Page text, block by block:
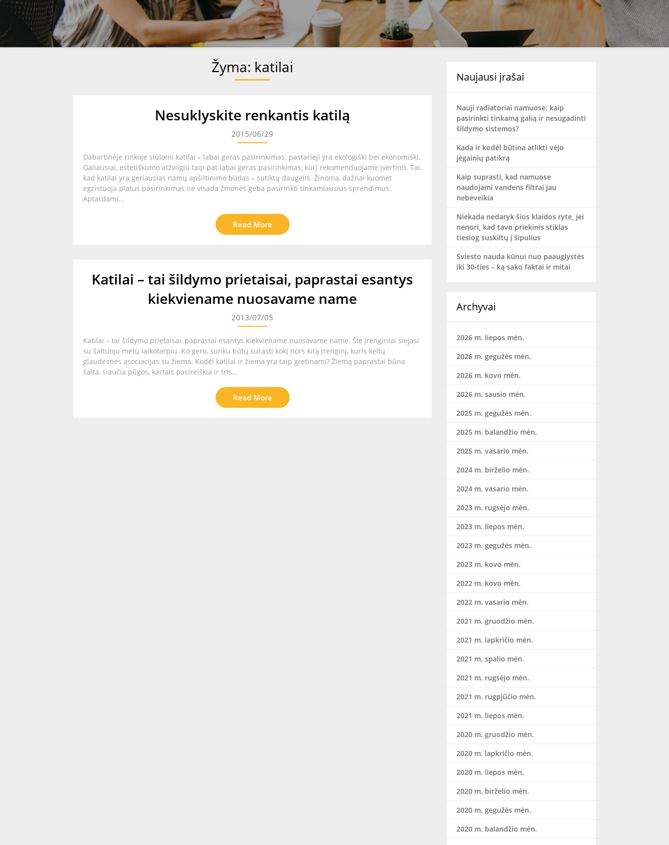
Žyma: katilai
Nesuklyskite renkantis katilą
2015/06/29
Dabartinėje rinkoje siūlomi katilai – labai geras pasirinkimas. pastarieji yra ekologiški bei ekonomiški.
Galiausiai, estetiškumo atžvilgiu taip pat labai geras pasirinkimas, kurį rekomenduojame įvertinti. Tai,
kad katilai yra geriausias namų apšiltinimo būdas – sutiktų daugelis. Žinoma, dažnai kuomet
egzistuoja platus pasirinkimas ne visada žmonės geba pasirinkti tinkamiausius sprendimus.
Aptardami...
Read More
Katilai – tai šildymo prietaisai, paprastai esantys
kiekviename nuosavame name
2013/07/05
Katilai – tai šildymo prietaisai, paprastai esantys kiekviename nuosavame name. Šie įrenginiai siejasi
su šaltuoju metų laikotarpiu. Ko gero, sunku būtų surasti kokį nors kitą įrenginį, kuris keltų
glaudesnes asociacijas su žiema. Kodėl katilai ir žiema yra taip gretinami? Žiemą paprastai būna
šalta, siaučia pūgos, kartais pasireiškia ir tris...
Read More
Naujausi įrašai
Nauji radiatoriai namuose: kaip
pasirinkti tinkamą galią ir nesugadinti
šildymo sistemos?
Kada ir kodėl būtina atlikti vėjo
jėgainių patikrą
Kaip suprasti, kad namuose
naudojami vandens filtrai jau
nebeveikia
Niekada nedaryk šios klaidos ryte, jei
nenori, kad tavo priekinis stiklas
tiesiog suskiltų į šipulius
Sviesto nauda kūnui nuo paauglystės
iki 30‑ties – ką sako faktai ir mitai
Archyvai
2026 m. liepos mėn.
2026 m. gegužės mėn.
2026 m. kovo mėn.
2026 m. sausio mėn.
2025 m. gegužės mėn.
2025 m. balandžio mėn.
2025 m. vasario mėn.
2024 m. birželio mėn.
2024 m. vasario mėn.
2023 m. rugsėjo mėn.
2023 m. liepos mėn.
2023 m. gegužės mėn.
2023 m. kovo mėn.
2022 m. kovo mėn.
2022 m. vasario mėn.
2021 m. gruodžio mėn.
2021 m. lapkričio mėn.
2021 m. spalio mėn.
2021 m. rugsėjo mėn.
2021 m. rugpjūčio mėn.
2021 m. liepos mėn.
2020 m. gruodžio mėn.
2020 m. lapkričio mėn.
2020 m. liepos mėn.
2020 m. birželio mėn.
2020 m. gegužės mėn.
2020 m. balandžio mėn.